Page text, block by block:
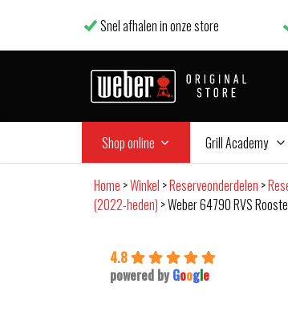
Snel afhalen in onze store
Shop online Grill Academy
Home >Winkel >Reserveonderdelen >
(2022-heden) >Weber 64790 RVS
4.8
powered by Google